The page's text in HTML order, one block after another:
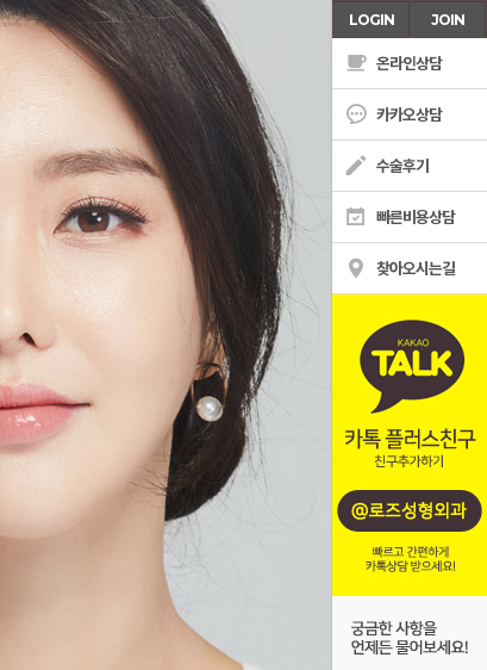
카톡상담
수술후기
온라인예약
LOGIN JOIN
온라인상담
카카오상담
수술후기
빠른비용상담
찾아오시는길